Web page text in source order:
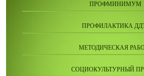
ПРОФМИНИМУМ
ПРОФИЛАКТИКА
МЕТОДИЧЕСКАЯ
СОЦИОКУЛЬТУРНЫЙ